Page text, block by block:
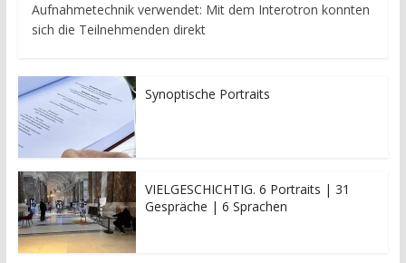
Aufnahmetechnik verwendet: Mit dem Interotron konnten
sich die Teilnehmenden direkt
Synoptische Portraits
VIELGESCHICHTIG. 6 Portraits | 31
Gespräche | 6 Sprachen